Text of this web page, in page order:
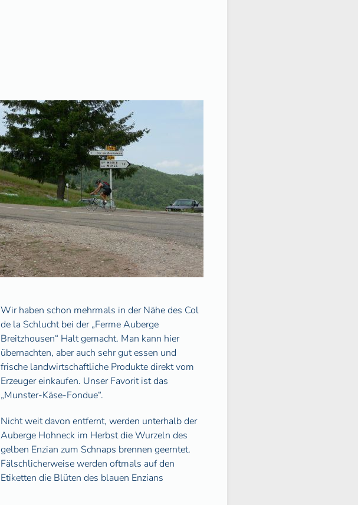
Wir haben schon mehrmals in der Nähe des Col
de la Schlucht bei der „Ferme Auberge
Breitzhousen“ Halt gemacht. Man kann hier
übernachten, aber auch sehr gut essen und
frische landwirtschaftliche Produkte direkt vom
Erzeuger einkaufen. Unser Favorit ist das
„Munster-Käse-Fondue“.
Nicht weit davon entfernt, werden unterhalb der
Auberge Hohneck im Herbst die Wurzeln des
gelben Enzian zum Schnaps brennen geerntet.
Fälschlicherweise werden oftmals auf den
Etiketten die Blüten des blauen Enzians